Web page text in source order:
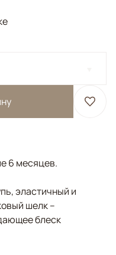
6 месяцев.
эластичный и
шелк –
блеск